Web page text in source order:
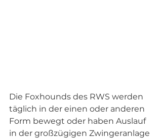
Die Foxhounds des RWS werden
täglich in der einen oder anderen
Form bewegt oder haben Auslauf
in der großzügigen Zwingeranlage